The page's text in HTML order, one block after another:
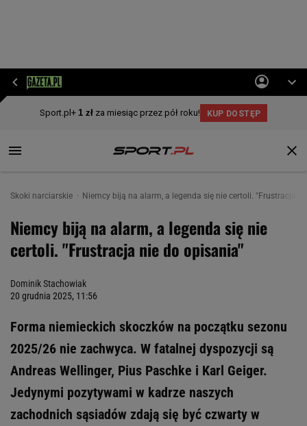
Skoki narciarskie Niemcy biją na alarm, a legenda się nie certoli. "Frustracja
Niemcy biją na alarm, a legenda się nie
certoli. "Frustracja nie do opisania"
Dominik Stachowiak
20 grudnia 2025, 11:56
Forma niemieckich skoczków na początku sezonu
2025/26 nie zachwyca. W fatalnej dyspozycji są
Andreas Wellinger, Pius Paschke i Karl Geiger.
Jedynymi pozytywami w kadrze naszych
zachodnich sąsiadów zdają się być czwarty w